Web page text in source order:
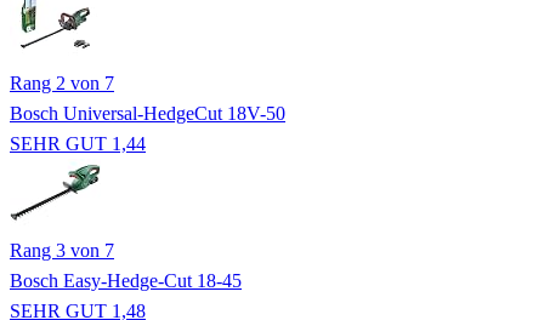
Rang 2 von 7
Bosch Universal-HedgeCut 18V-50
SEHR GUT 1,44
Rang 3 von 7
Bosch Easy-Hedge-Cut 18-45
SEHR GUT 1,48